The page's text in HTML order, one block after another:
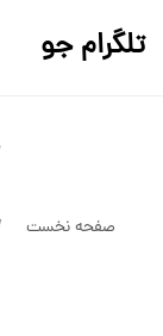
تلگرام جو
صفحه نخست